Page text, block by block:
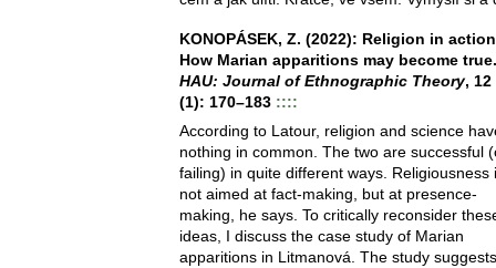
KONOPÁSEK, Z. (2022): Religion in
How Marian apparitions may become true.
HAU: Journal of Ethnographic Theory, 12
(1): 170–183 ::::
According to Latour, religion and science
nothing in common. The two are successful
failing) in quite different ways. Religiousness
not aimed at fact-making, but at presence-
making, he says. To critically reconsider
ideas, I discuss the case study of Marian
apparitions in Litmanová. The study suggests